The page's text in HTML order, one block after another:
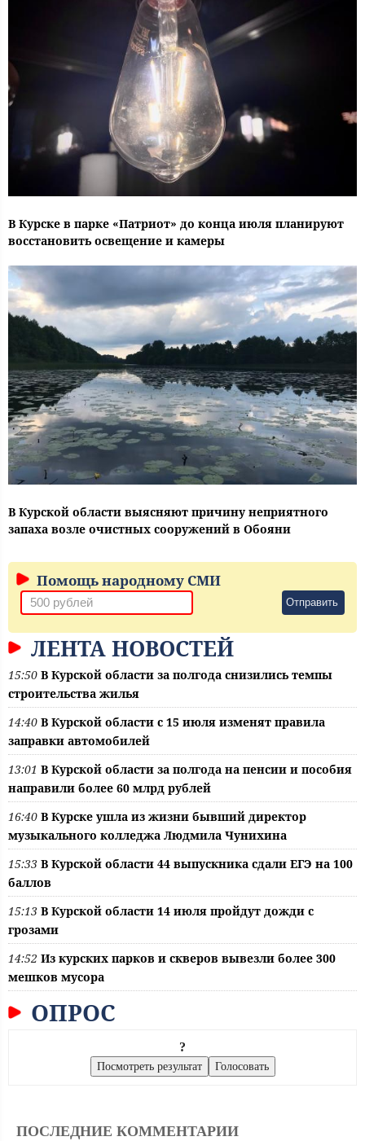
В Курске в парке «Патриот» до конца июля планируют
восстановить освещение и камеры
В Курской области выясняют причину неприятного
запаха возле очистных сооружений в Обояни
Помощь народному СМИ
Отправить
ЛЕНТА НОВОСТЕЙ
15:50 В Курской области за полгода снизились темпы
строительства жилья
14:40 В Курской области с 15 июля изменят правила
заправки автомобилей
13:01 В Курской области за полгода на пенсии и пособия
направили более 60 млрд рублей
16:40 В Курске ушла из жизни бывший директор
музыкального колледжа Людмила Чунихина
15:33 В Курской области 44 выпускника сдали ЕГЭ на 100
баллов
15:13 В Курской области 14 июля пройдут дожди с
грозами
14:52 Из курских парков и скверов вывезли более 300
мешков мусора
ОПРОС
?
ПОСЛЕДНИЕ КОММЕНТАРИИ